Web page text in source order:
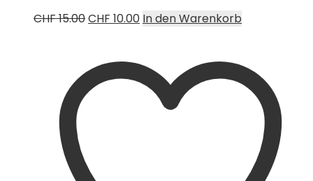
CHF15.00Ursprünglicher
CHF 15.00
CHF 10.00Aktueller
CHF 10.00.
In den Warenkorb